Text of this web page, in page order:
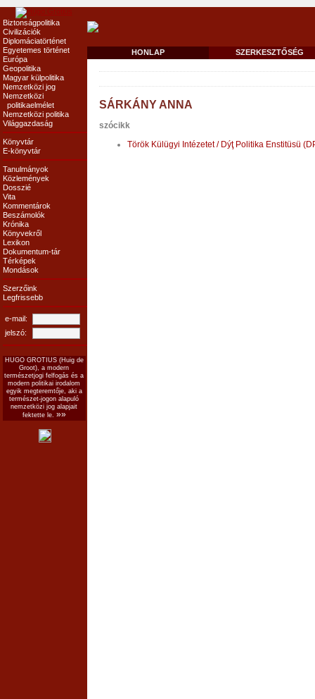
Biztonságpolitika
Civilizációk
Diplomáciatörténet
Egyetemes történet
Európa
Geopolitika
Magyar külpolitika
Nemzetközi jog
Nemzetközi
politikaelmélet
Nemzetközi politika
Világgazdaság
Könyvtár
E-könyvtár
Tanulmányok
Közlemények
Dosszié
Vita
Kommentárok
Beszámolók
Krónika
Könyvekről
Lexikon
Dokumentum-tár
Térképek
Mondások
Szerzőink
Legfrissebb
e-mail:
jelszó:
HUGO GROTIUS (Huig de
Groot), a modern
természetjogi felfogás és a
modern politikai irodalom
egyik megteremtője, aki a
természet-jogon alapuló
nemzetközi jog alapjait
fektette le. »»
HONLAP SZERKESZTŐSÉG
SÁRKÁNY ANNA
szócikk
Török Külügyi Intézetet / Dýţ Politika Enstitüsü